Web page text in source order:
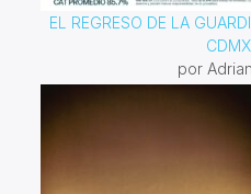
EL REGRESO DE LA
por